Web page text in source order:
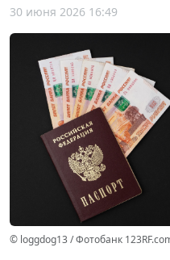
30 июня 2026 16:49
© loggdog13 / Фотобанк